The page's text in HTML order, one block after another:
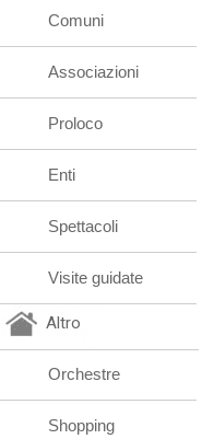
Comuni
Associazioni
Proloco
Enti
Spettacoli
Visite guidate
Altro
Orchestre
Shopping